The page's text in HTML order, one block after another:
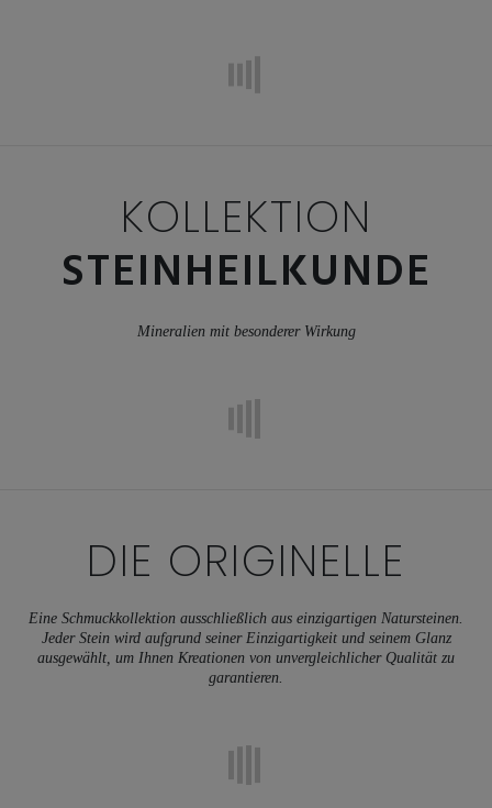
KOLLEKTION
STEINHEILKUNDE
Mineralien mit besonderer Wirkung
DIE ORIGINELLE
Eine Schmuckkollektion ausschließlich aus einzigartigen Natursteinen.
Jeder Stein wird aufgrund seiner Einzigartigkeit und seinem Glanz
ausgewählt, um Ihnen Kreationen von unvergleichlicher Qualität zu
garantieren.